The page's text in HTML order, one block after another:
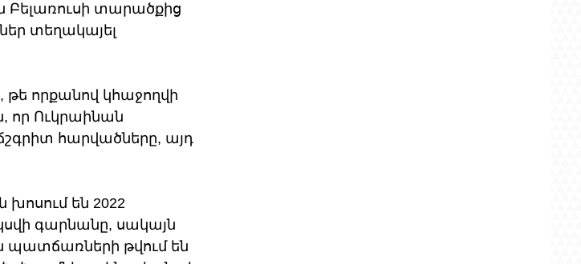
Բելառուսի տարածքից
տեղակայել
թե որքանով կհաջողվի
որ Ուկրաինան
հարվածները, այդ
են 2022
գարնանը, սակայն
պատճառների թվում են